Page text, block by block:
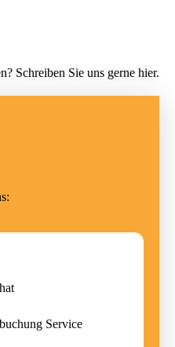
Schreiben Sie uns gerne hier.
Service